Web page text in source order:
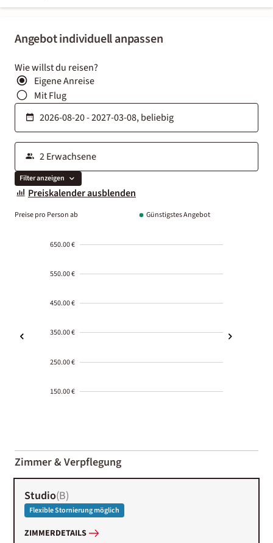
Angebot individuell anpassen
Wie willst du reisen?
Eigene Anreise
Mit Flug
Filter anzeigen
Preiskalender ausblenden
Preise pro Person ab Günstigstes Angebot
650.00 €
550.00 €
450.00 €
350.00 €
250.00 €
150.00 €
01-02
Zimmer & Verpflegung
Studio(B)
Flexible Stornierung möglich
ZIMMERDETAILS